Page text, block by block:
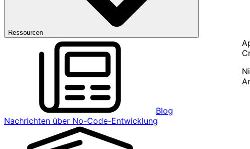
Ressourcen
Blog
Nachrichten über No-Code-Entwicklung